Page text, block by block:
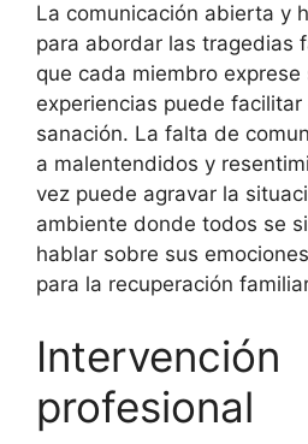
La comunicación abierta y
para abordar las tragedias
que cada miembro
experiencias puede
sanación. La falta de
a malentendidos y
vez puede agravar la
ambiente donde todos se
hablar sobre sus
para la recuperación
Intervención
profesional